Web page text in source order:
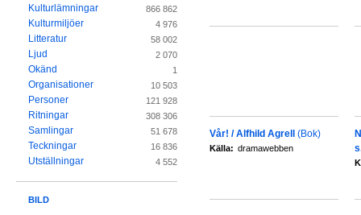
Vår! / Alfhild Agrell (Bok)
Källa: dramawebben
Kulturlämningar 866 862
Kulturmiljöer 4 976
Litteratur 58 002
Ljud 2 070
Okänd 1
Organisationer 10 503
Personer 121 928
Ritningar 308 306
Samlingar 51 678
Teckningar 16 836
Utställningar 4 552
BILD